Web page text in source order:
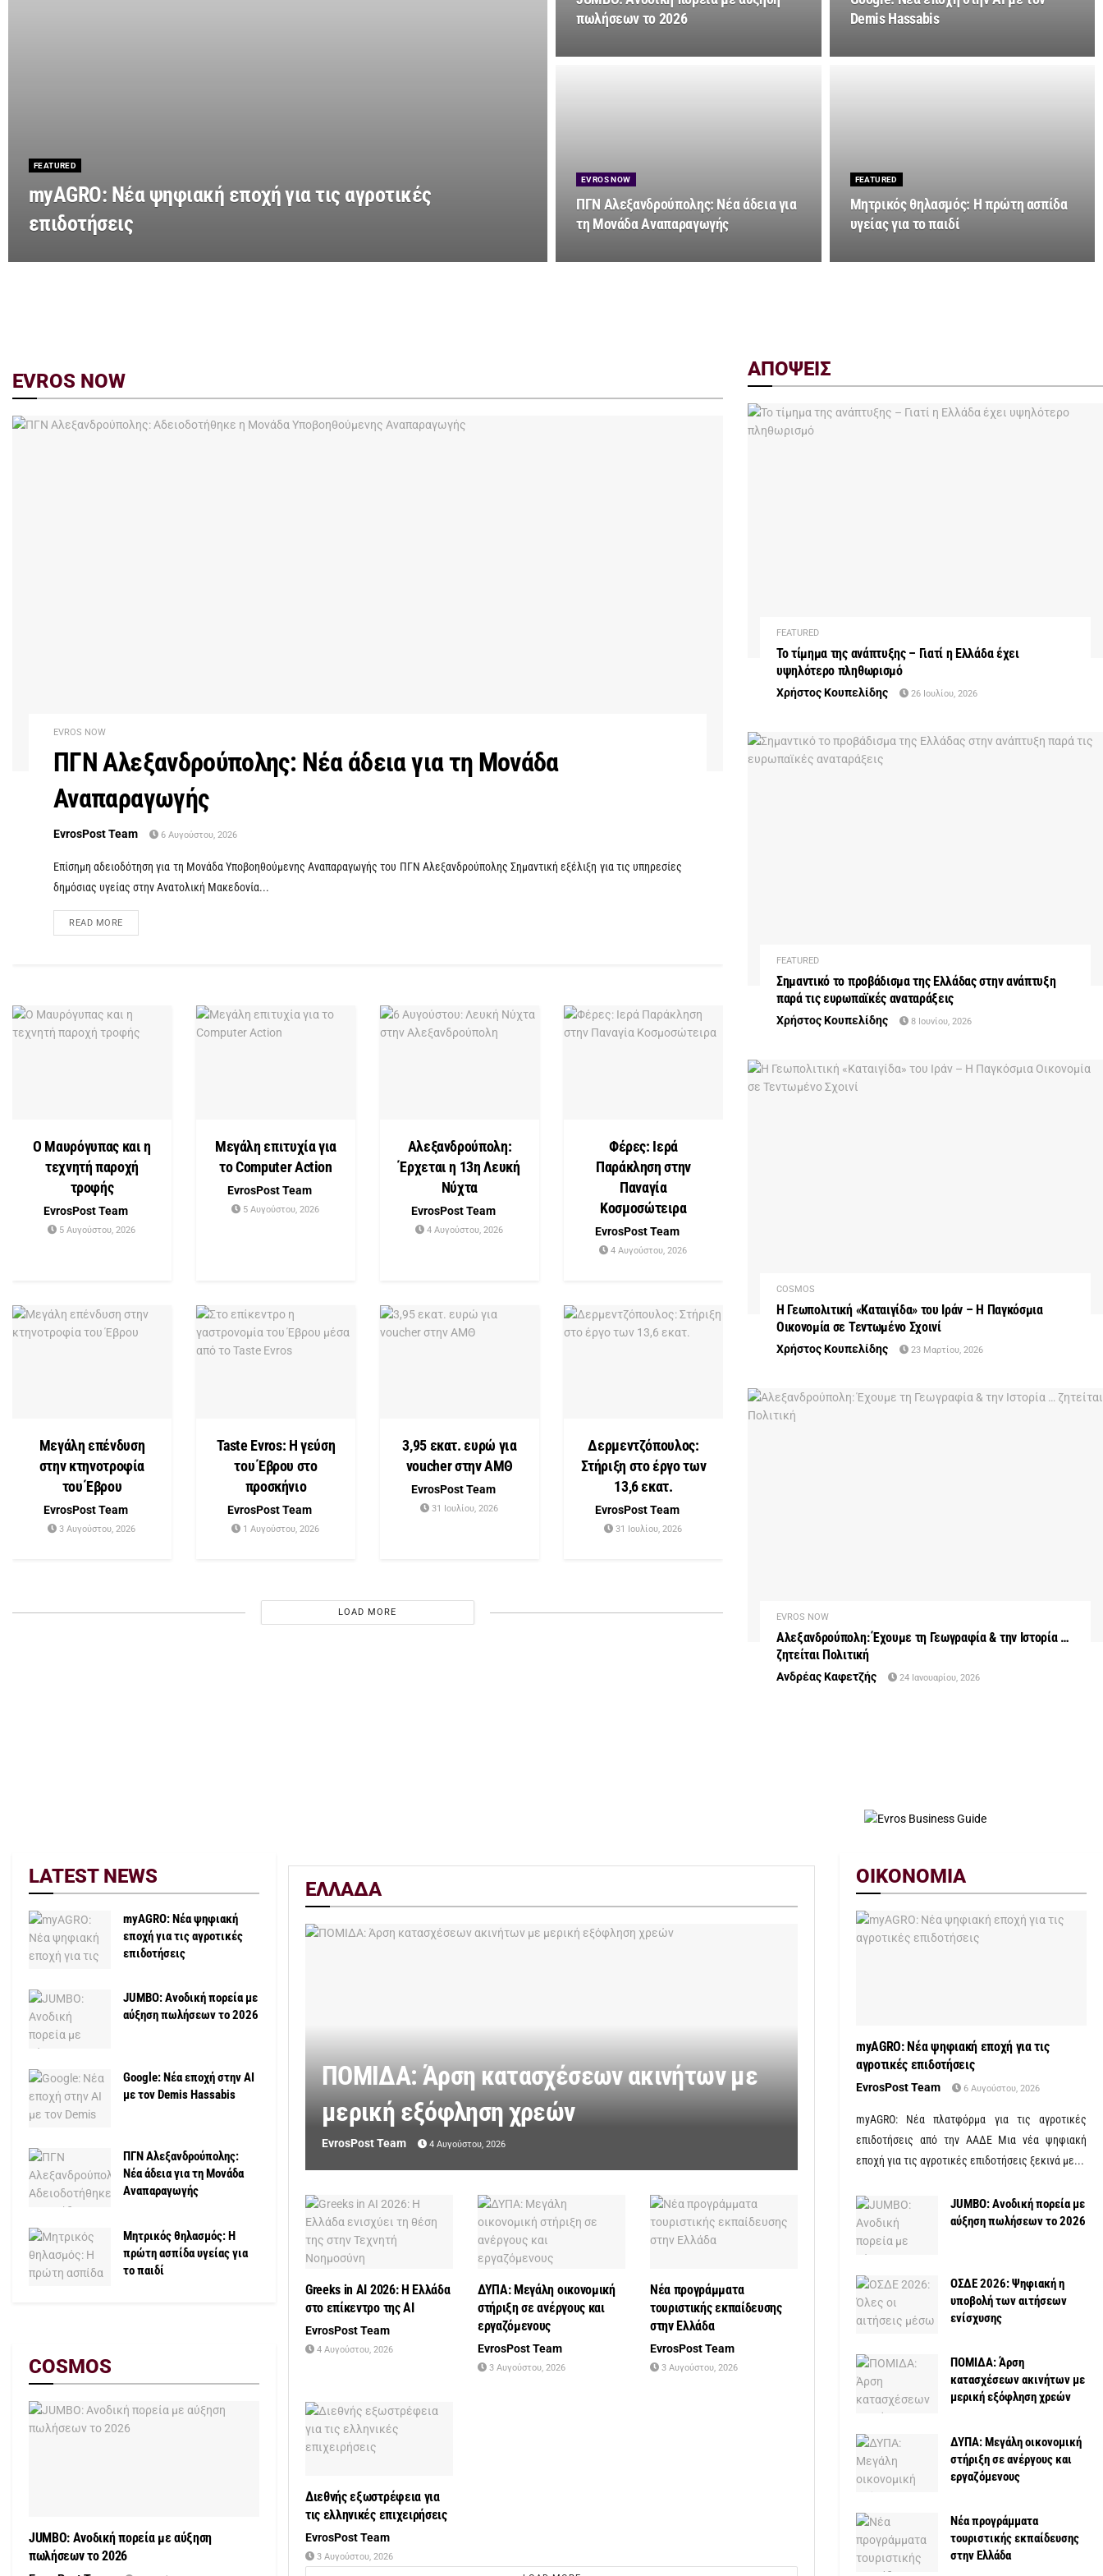
FEATURED
myAGRO: Νέα ψηφιακή εποχή για τις αγροτικές
επιδοτήσεις
πωλήσεων το 2026
Demis Hassabis
EVROS NOW
ΠΓΝ Αλεξανδρούπολης: Νέα άδεια για
τη Μονάδα Αναπαραγωγής
FEATURED
Μητρικός θηλασμός: Η πρώτη ασπίδα
υγείας για το παιδί
EVROS NOW
EVROS NOW
ΠΓΝ Αλεξανδρούπολης: Νέα άδεια για τη Μονάδα
Αναπαραγωγής
EvrosPost Team 6 Αυγούστου, 2026
Επίσημη αδειοδότηση για τη Μονάδα Υποβοηθούμενης Αναπαραγωγής του ΠΓΝ Αλεξανδρούπολης Σημαντική εξέλιξη για τις υπηρεσίες
δημόσιας υγείας στην Ανατολική Μακεδονία...
READ MORE
Ο Μαυρόγυπας και η
τεχνητή παροχή
τροφής
EvrosPost Team
5 Αυγούστου, 2026
Μεγάλη επιτυχία για
το Computer Action
EvrosPost Team
5 Αυγούστου, 2026
Αλεξανδρούπολη:
Έρχεται η 13η Λευκή
Νύχτα
EvrosPost Team
4 Αυγούστου, 2026
Φέρες: Ιερά
Παράκληση στην
Παναγία
Κοσμοσώτειρα
EvrosPost Team
4 Αυγούστου, 2026
Μεγάλη επένδυση
στην κτηνοτροφία
του Έβρου
EvrosPost Team
3 Αυγούστου, 2026
Taste Evros: Η γεύση
του Έβρου στο
προσκήνιο
EvrosPost Team
1 Αυγούστου, 2026
3,95 εκατ. ευρώ για
voucher στην ΑΜΘ
EvrosPost Team
31 Ιουλίου, 2026
Δερμεντζόπουλος:
Στήριξη στο έργο των
13,6 εκατ.
EvrosPost Team
31 Ιουλίου, 2026
LOAD MORE
ΑΠΟΨΕΙΣ
FEATURED
Το τίμημα της ανάπτυξης – Γιατί η Ελλάδα έχει
υψηλότερο πληθωρισμό
Χρήστος Κουπελίδης 26 Ιουλίου, 2026
FEATURED
Σημαντικό το προβάδισμα της Ελλάδας στην ανάπτυξη
παρά τις ευρωπαϊκές αναταράξεις
Χρήστος Κουπελίδης 8 Ιουνίου, 2026
COSMOS
Η Γεωπολιτική «Καταιγίδα» του Ιράν – Η Παγκόσμια
Οικονομία σε Τεντωμένο Σχοινί
Χρήστος Κουπελίδης 23 Μαρτίου, 2026
EVROS NOW
Αλεξανδρούπολη: Έχουμε τη Γεωγραφία & την Ιστορία …
ζητείται Πολιτική
Ανδρέας Καφετζής 24 Ιανουαρίου, 2026
ΕΛΛΑΔΑ
ΠΟΜΙΔΑ: Άρση κατασχέσεων ακινήτων με
μερική εξόφληση χρεών
EvrosPost Team 4 Αυγούστου, 2026
Greeks in AI 2026: Η Ελλάδα
στο επίκεντρο της AI
EvrosPost Team
4 Αυγούστου, 2026
ΔΥΠΑ: Μεγάλη οικονομική
στήριξη σε ανέργους και
εργαζόμενους
EvrosPost Team
3 Αυγούστου, 2026
Νέα προγράμματα
τουριστικής εκπαίδευσης
στην Ελλάδα
EvrosPost Team
3 Αυγούστου, 2026
Διεθνής εξωστρέφεια για
τις ελληνικές επιχειρήσεις
EvrosPost Team
3 Αυγούστου, 2026
LATEST NEWS
myAGRO: Νέα ψηφιακή
εποχή για τις αγροτικές
επιδοτήσεις
JUMBO: Ανοδική πορεία με
αύξηση πωλήσεων το 2026
Google: Νέα εποχή στην AI
με τον Demis Hassabis
ΠΓΝ Αλεξανδρούπολης:
Νέα άδεια για τη Μονάδα
Αναπαραγωγής
Μητρικός θηλασμός: Η
πρώτη ασπίδα υγείας για
το παιδί
COSMOS
JUMBO: Ανοδική πορεία με αύξηση
πωλήσεων το 2026
ΟΙΚΟΝΟΜΙΑ
myAGRO: Νέα ψηφιακή εποχή για τις
αγροτικές επιδοτήσεις
EvrosPost Team 6 Αυγούστου, 2026
myAGRO: Νέα πλατφόρμα για τις αγροτικές
επιδοτήσεις από την ΑΑΔΕ Μια νέα ψηφιακή
εποχή για τις αγροτικές επιδοτήσεις ξεκινά με...
JUMBO: Ανοδική πορεία με
αύξηση πωλήσεων το 2026
ΟΣΔΕ 2026: Ψηφιακή η
υποβολή των αιτήσεων
ενίσχυσης
ΠΟΜΙΔΑ: Άρση
κατασχέσεων ακινήτων με
μερική εξόφληση χρεών
ΔΥΠΑ: Μεγάλη οικονομική
στήριξη σε ανέργους και
εργαζόμενους
Νέα προγράμματα
τουριστικής εκπαίδευσης
στην Ελλάδα